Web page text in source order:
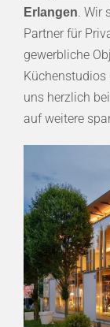
Erlangen. Wir
Partner für
gewerbliche
Küchenstudios
uns herzlich
auf weitere